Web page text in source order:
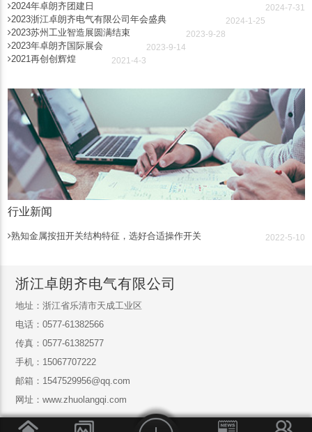
2024年卓朗齐团建日 2024-7-31
2023浙江卓朗齐电气有限公司年会盛典 2024-1-25
2023苏州工业智造展圆满结束 2023-9-28
2023年卓朗齐国际展会 2023-9-14
2021再创创辉煌 2021-4-3
行业新闻
熟知金属按扭开关结构特征，选好合适操作开关 2022-5-10
浙江卓朗齐电气有限公司
地址：浙江省乐清市天成工业区
电话：0577-61382566
传真：0577-61382577
手机：15067707222
邮箱：1547529956@qq.com
网址：www.zhuolangqi.com